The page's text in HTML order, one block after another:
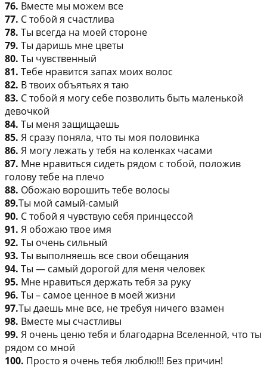
76. Вместе мы можем все
77. С тобой я счастлива
78. Ты всегда на моей стороне
79. Ты даришь мне цветы
80. Ты чувственный
81. Тебе нравится запах моих волос
82. В твоих объятьях я таю
83. С тобой я могу себе позволить быть маленькой
девочкой
84. Ты меня защищаешь
85. Я сразу поняла, что ты моя половинка
86. Я могу лежать у тебя на коленках часами
87. Мне нравиться сидеть рядом с тобой, положив
голову тебе на плечо
88. Обожаю ворошить тебе волосы
89.Ты мой самый-самый
90. С тобой я чувствую себя принцессой
91. Я обожаю твое имя
92. Ты очень сильный
93. Ты выполняешь все свои обещания
94. Ты — самый дорогой для меня человек
95. Мне нравиться держать тебя за руку
96. Ты – самое ценное в моей жизни
97.Ты даешь мне все, не требуя ничего взамен
98. Вместе мы счастливы
99. Я очень ценю тебя и благодарна Вселенной, что ты
рядом со мной
100. Просто я очень тебя люблю!!! Без причин!